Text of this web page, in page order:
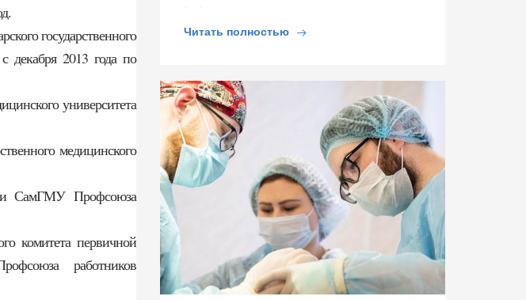
государственного
декабря 2013 года по
университета
медицинского
СамГМУ Профсоюза
комитета первичной
работников
Читать полностью